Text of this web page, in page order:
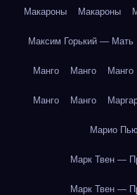
Макароны Макароны
Максим Горький — Мать
Манго Манго Манго
Манго Манго
Марио
Марк Твен —
Марк Твен —